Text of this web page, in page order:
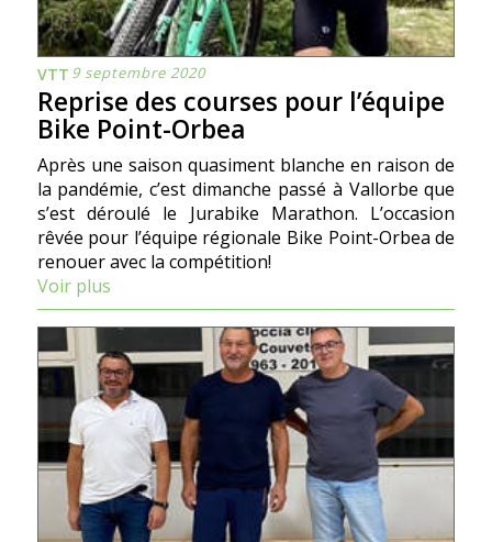
VTT 9 septembre 2020
Reprise des courses pour l’équipe
Bike Point-Orbea
Après une saison quasiment blanche en raison de
la pandémie, c’est dimanche passé à Vallorbe que
s’est déroulé le Jurabike Marathon. L’occasion
rêvée pour l’équipe régionale Bike Point-Orbea de
renouer avec la compétition!
Voir plus